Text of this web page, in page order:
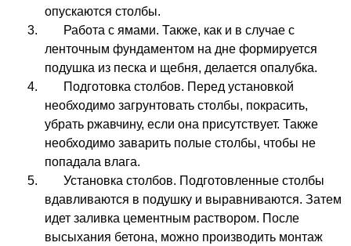
опускаются столбы.
Работа с ямами. Также, как и в случае с
ленточным фундаментом на дне формируется
подушка из песка и щебня, делается опалубка.
Подготовка столбов. Перед установкой
необходимо загрунтовать столбы, покрасить,
убрать ржавчину, если она присутствует. Также
необходимо заварить полые столбы, чтобы не
попадала влага.
Установка столбов. Подготовленные столбы
вдавливаются в подушку и выравниваются. Затем
идет заливка цементным раствором. После
высыхания бетона, можно производить монтаж